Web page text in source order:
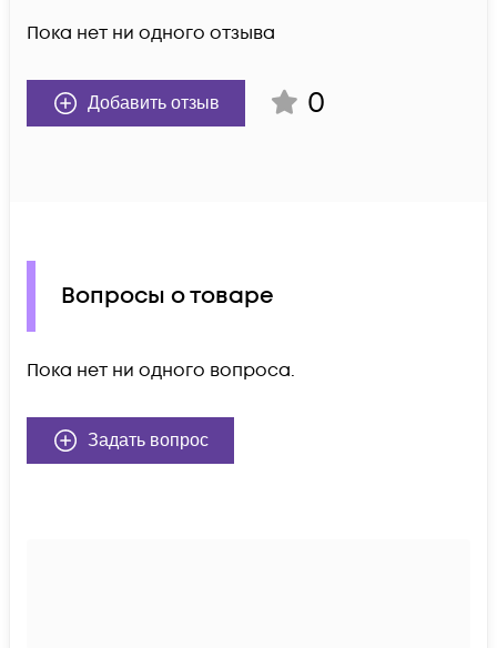
Пока нет ни одного отзыва
Добавить отзыв 0
Вопросы о товаре
Пока нет ни одного вопроса.
Задать вопрос